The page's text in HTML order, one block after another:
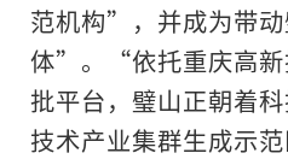
范机构”，并成为带
体”。“依托重庆高新
批平台，璧山正朝着
技术产业集群生成示